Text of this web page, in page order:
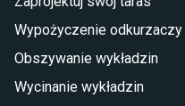
Płytki Cersanit
Płytki wielkoformatowe
Glazura
Płytki marmurowe
Wypożyczenie odkurzaczy
Obszywanie wykładzin
Wycinanie wykładzin